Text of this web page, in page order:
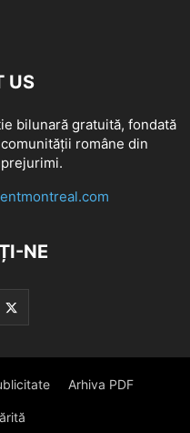
US
bilunară gratuită, fondată
române din
NE
Arhiva PDF